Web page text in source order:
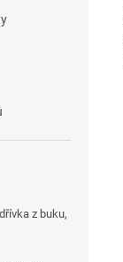
z buku,